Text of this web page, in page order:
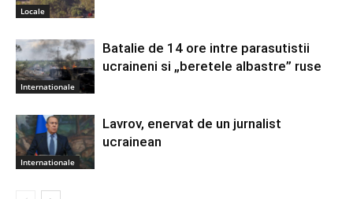
Locale
Internationale
Batalie de 14 ore intre parasutistii
ucraineni si „beretele albastre” ruse
Internationale
Lavrov, enervat de un jurnalist
ucrainean